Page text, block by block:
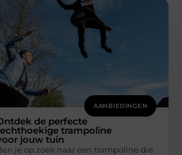
AANBIEDINGEN
de perfecte
trampoline
jouw tuin
je op zoek naar een trampoline die